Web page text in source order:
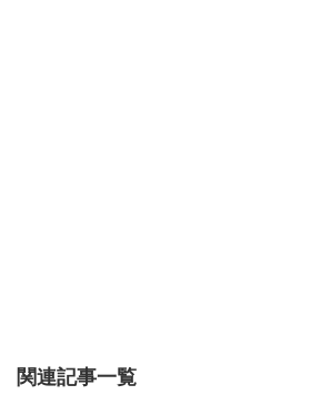
関連記事一覧